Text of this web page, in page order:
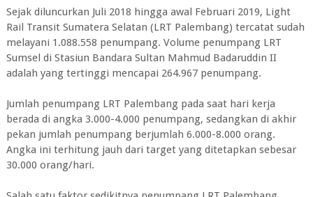
Sejak diluncurkan Juli 2018 hingga awal Februari 2019, Light
Rail Transit Sumatera Selatan (LRT Palembang) tercatat sudah
melayani 1.088.558 penumpang. Volume penumpang LRT
Sumsel di Stasiun Bandara Sultan Mahmud Badaruddin II
adalah yang tertinggi mencapai 264.967 penumpang.
Jumlah penumpang LRT Palembang pada saat hari kerja
berada di angka 3.000-4.000 penumpang, sedangkan di akhir
pekan jumlah penumpang berjumlah 6.000-8.000 orang.
Angka ini terhitung jauh dari target yang ditetapkan sebesar
30.000 orang/hari.